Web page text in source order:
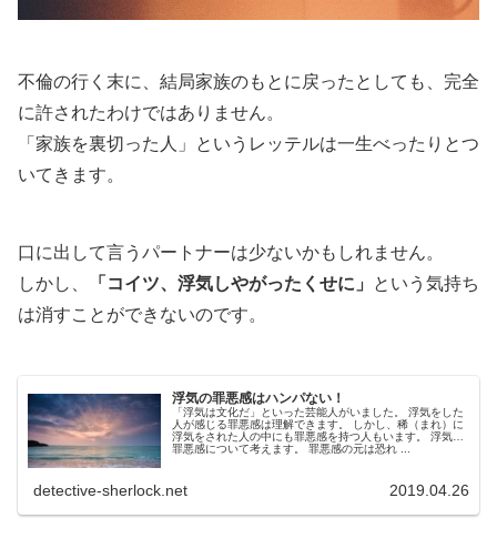
不倫の行く末に、結局家族のもとに戻ったとしても、完全
に許されたわけではありません。
「家族を裏切った人」というレッテルは一生べったりとつ
いてきます。
口に出して言うパートナーは少ないかもしれません。
しかし、
「コイツ、浮気しやがったくせに」
という気持ち
は消すことができないのです。
浮気の罪悪感はハンパない！
「浮気は文化だ」といった芸能人がいました。 浮気をした
人が感じる罪悪感は理解できます。 しかし、稀（まれ）に
浮気をされた人の中にも罪悪感を持つ人もいます。 浮気の
罪悪感について考えます。 罪悪感の元は恐れ ...
detective-sherlock.net 2019.04.26